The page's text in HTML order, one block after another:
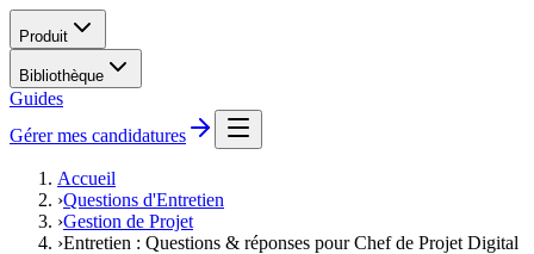
Produit
Bibliothèque
Guides
Gérer mes candidatures
Accueil
›Questions d'Entretien
›Gestion de Projet
›Entretien : Questions & réponses pour Chef de Projet Digital